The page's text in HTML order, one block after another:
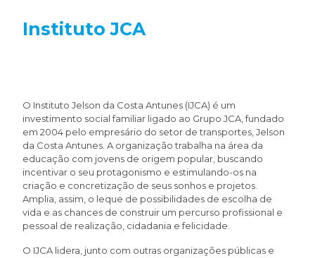
Instituto JCA
O Instituto Jelson da Costa Antunes (IJCA) é um
investimento social familiar ligado ao Grupo JCA, fundado
em 2004 pelo empresário do setor de transportes, Jelson
da Costa Antunes. A organização trabalha na área da
educação com jovens de origem popular, buscando
incentivar o seu protagonismo e estimulando-os na
criação e concretização de seus sonhos e projetos.
Amplia, assim, o leque de possibilidades de escolha de
vida e as chances de construir um percurso profissional e
pessoal de realização, cidadania e felicidade.
O IJCA lidera, junto com outras organizações públicas e